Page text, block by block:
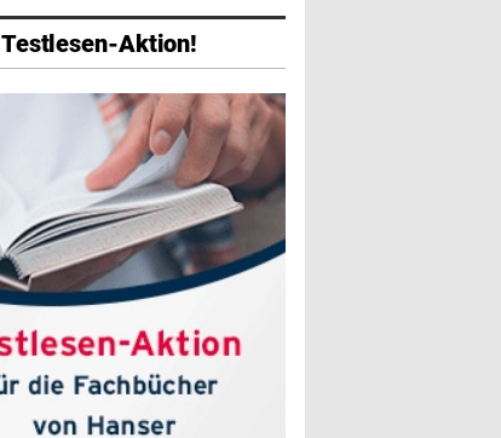
Ausgabe
01/2026
Testlesen-Aktion!